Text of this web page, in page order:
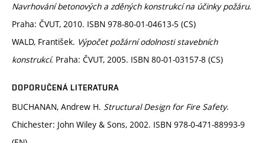
Navrhování betonových a zděných konstrukcí na účinky požáru.
Praha: ČVUT, 2010. ISBN 978-80-01-04613-5 (CS)
WALD, František. Výpočet požární odolnosti stavebních
konstrukcí. Praha: ČVUT, 2005. ISBN 80-01-03157-8 (CS)
DOPORUČENÁ LITERATURA
BUCHANAN, Andrew H. Structural Design for Fire Safety.
Chichester: John Wiley & Sons, 2002. ISBN 978-0-471-88993-9